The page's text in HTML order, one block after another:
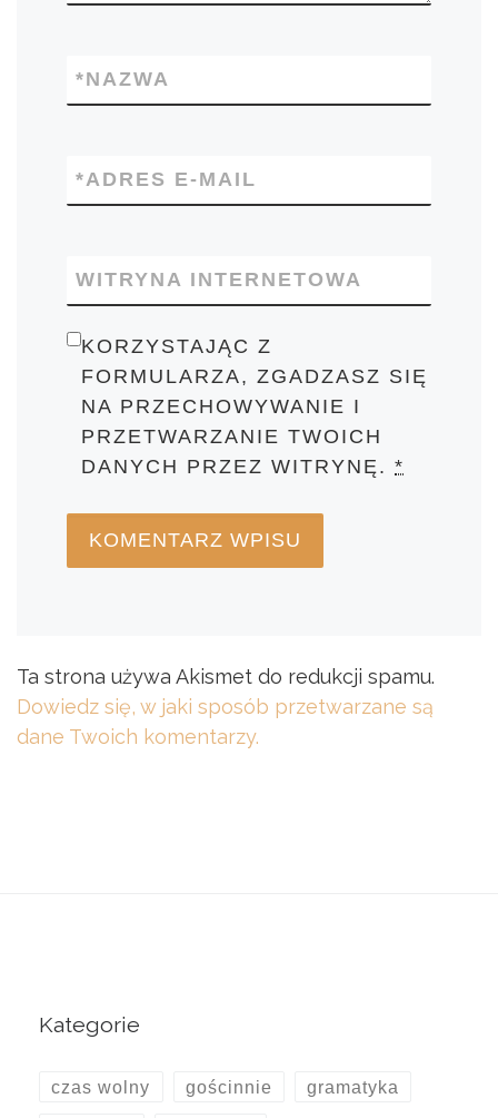
NAZWA
*
ADRES E-MAIL
*
WITRYNA INTERNETOWA
KORZYSTAJĄC Z
FORMULARZA, ZGADZASZ SIĘ
NA PRZECHOWYWANIE I
PRZETWARZANIE TWOICH
DANYCH PRZEZ WITRYNĘ.*
Ta strona używa Akismet do redukcji spamu.
Dowiedz się, w jaki sposób przetwarzane są
dane Twoich komentarzy.
Kategorie
czas wolny gościnnie gramatyka